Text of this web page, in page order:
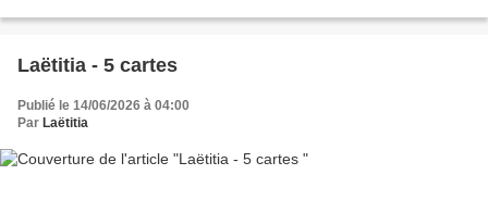
Laëtitia - 5 cartes
Publié le 14/06/2026 à 04:00
Par Laëtitia